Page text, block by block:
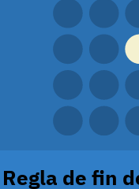
Regla de fin